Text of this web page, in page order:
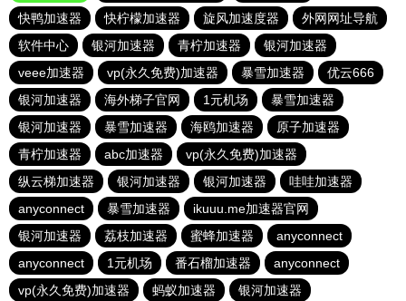
快鸭加速器
快柠檬加速器 旋风加速度器
外网网址导航
软件中心
银河加速器 青柠加速器
银河加速器
veee加速器
vp(永久免费)加速器 暴雪加速器
优云666
银河加速器
海外梯子官网 1元机场
暴雪加速器
银河加速器
暴雪加速器 海鸥加速器
原子加速器
青柠加速器
abc加速器
vp(永久免费)加速器
纵云梯加速器
银河加速器 银河加速器
哇哇加速器
anyconnect
暴雪加速器
ikuuu.me加速器官网
银河加速器
荔枝加速器 蜜蜂加速器
anyconnect
anyconnect
1元机场 番石榴加速器
anyconnect
vp(永久免费)加速器
蚂蚁加速器 银河加速器